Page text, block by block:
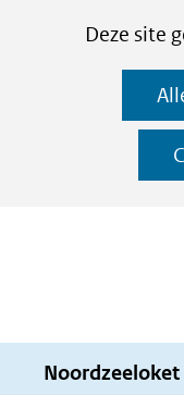
CookiesDeze site
worden
toegestaan
Noordzeeloket